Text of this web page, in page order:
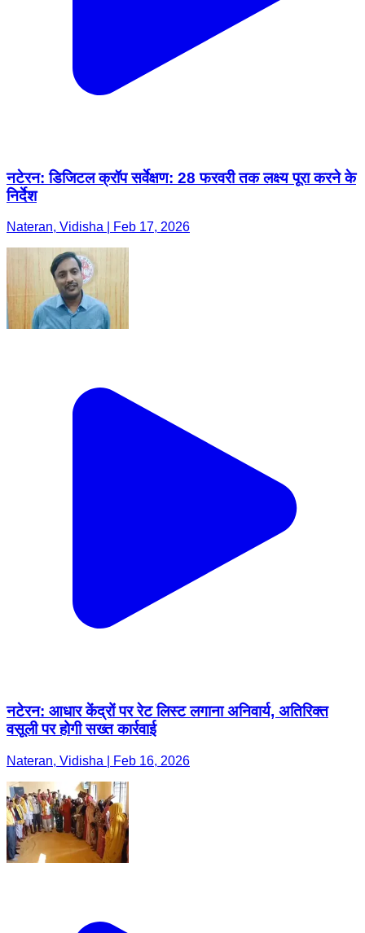
नटेरन: डिजिटल क्रॉप सर्वेक्षण: 28 फरवरी तक लक्ष्य पूरा करने के
निर्देश
Nateran, Vidisha | Feb 17, 2026
नटेरन: आधार केंद्रों पर रेट लिस्ट लगाना अनिवार्य, अतिरिक्त
वसूली पर होगी सख्त कार्रवाई
Nateran, Vidisha | Feb 16, 2026